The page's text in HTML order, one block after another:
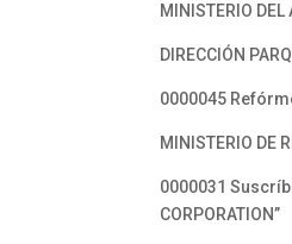
MINISTERIO DEL
DIRECCIÓN
0000045
MINISTERIO DE
0000031
CORPORATION”